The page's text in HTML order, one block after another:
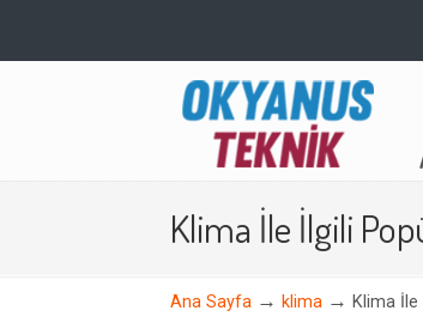
Navigation
Klima İle İlgili
Ana Sayfa → klima → Klima